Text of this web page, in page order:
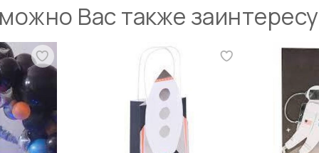
Вас также